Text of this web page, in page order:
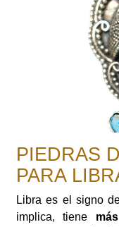
PIEDRAS
PARA
Libra es el signo
implica, tiene